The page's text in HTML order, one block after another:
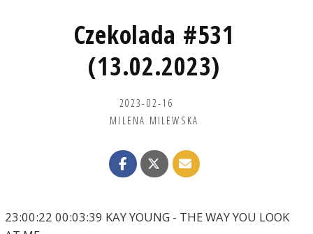
Czekolada #531
(13.02.2023)
2023-02-16
MILENA MILEWSKA
23:00:22 00:03:39 KAY YOUNG - THE WAY YOU LOOK